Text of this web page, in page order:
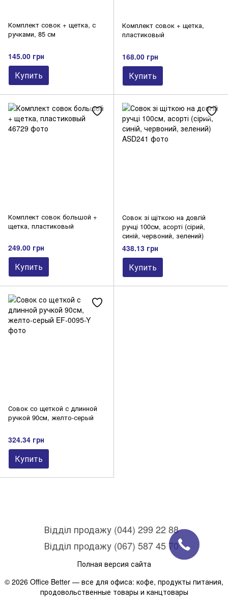
Комплект совок + щетка, с
ручками, 85 см
145.00 грн
Купить
Комплект совок + щетка,
пластиковый
168.00 грн
Купить
Комплект совок большой +
щетка, пластиковый
249.00 грн
Купить
Совок зі щіткою на довгій
ручці 100см, асорті (сірий,
синій, червоний, зелений)
438.13 грн
Купить
Совок со щеткой с длинной
ручкой 90см, желто-серый
324.34 грн
Купить
Відділ продажу (044) 299 22 88
Відділ продажу (067) 587 45 70
Полная версия сайта
© 2026 Office Better — все для офиса: кофе, продукты питания,
продовольственные товары и канцтовары